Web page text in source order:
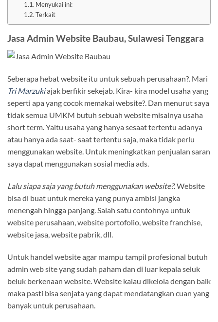
Menyukai ini:
Terkait
Jasa Admin Website Baubau, Sulawesi Tenggara
Seberapa hebat website itu untuk sebuah perusahaan?. Mari
Tri Marzukiajak berfikir sekejab. Kira- kira model usaha yang
seperti apa yang cocok memakai website?. Dan menurut saya
tidak semua UMKM butuh sebuah website misalnya usaha
short term. Yaitu usaha yang hanya sesaat tertentu adanya
atau hanya ada saat- saat tertentu saja, maka tidak perlu
menggunakan website. Untuk meningkatkan penjualan saran
saya dapat menggunakan sosial media ads.
Lalu siapa saja yang butuh menggunakan website?. Website
bisa di buat untuk mereka yang punya ambisi jangka
menengah hingga panjang. Salah satu contohnya untuk
website perusahaan, website portofolio, website franchise,
website jasa, website pabrik, dll.
Untuk handel website agar mampu tampil profesional butuh
admin web site yang sudah paham dan di luar kepala seluk
beluk berkenaan website. Website kalau dikelola dengan baik
maka pasti bisa senjata yang dapat mendatangkan cuan yang
banyak untuk perusahaan.